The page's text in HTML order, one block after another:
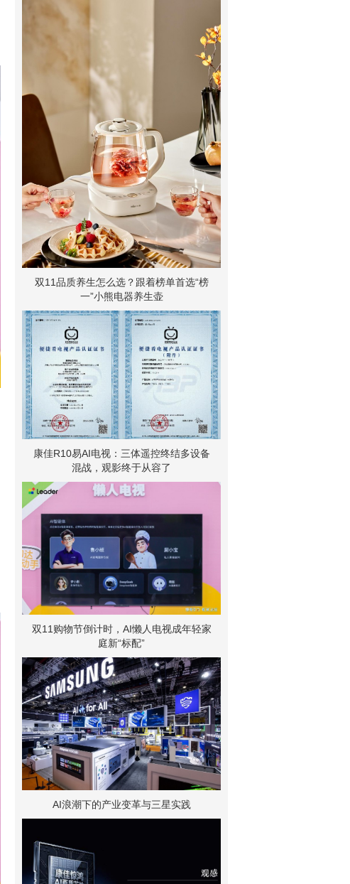
双11品质养生怎么选？跟着榜单首选“榜
一”小熊电器养生壶
康佳R10易AI电视：三体遥控终结多设备
混战，观影终于从容了
双11购物节倒计时，AI懒人电视成年轻家
庭新“标配”
AI浪潮下的产业变革与三星实践